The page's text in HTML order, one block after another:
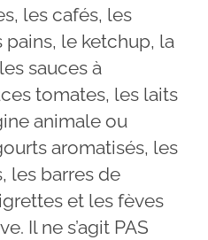
les cafés, les
le ketchup, la
sauces à
tomates, les laits
animale ou
aromatisés, les
les barres de
et les fèves
Il ne s’agit PAS